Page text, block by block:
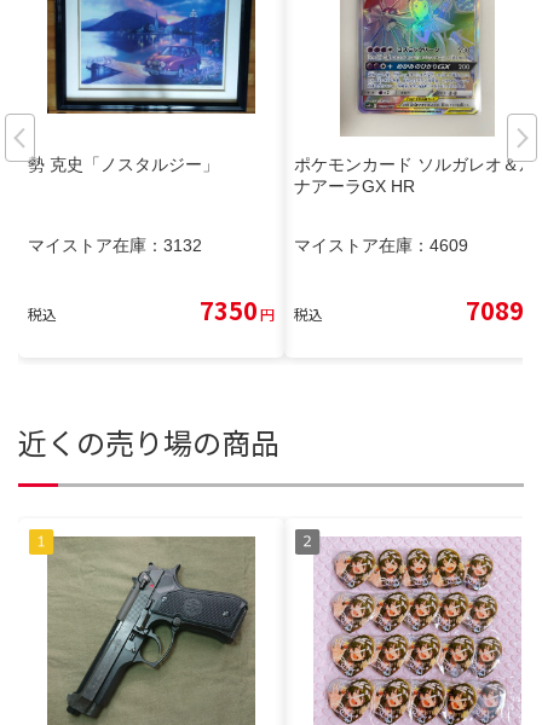
勢 克史「ノスタルジー」
マイストア在庫： 3132
税込 7350円
ポケモンカード ソルガレオ＆ル
ナアーラGX HR
マイストア在庫： 4609
税込 7089
近くの売り場の商品